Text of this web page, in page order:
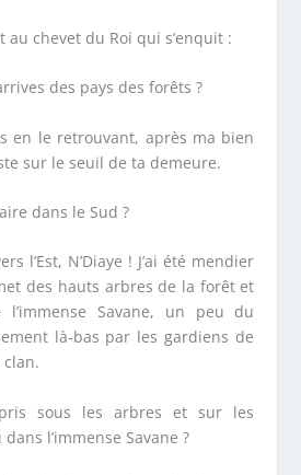
au chevet du Roi qui s’enquit :
des pays des forêts ?
en le retrouvant, après ma bien
sur le seuil de ta demeure.
dans le Sud ?
l’Est, N’Diaye ! J’ai été mendier
des hauts arbres de la forêt et
l’immense Savane, un peu du
là-bas par les gardiens de
clan.
sous les arbres et sur les
l’immense Savane ?